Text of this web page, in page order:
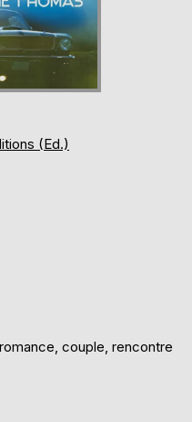
(Ed.)
couple, rencontre